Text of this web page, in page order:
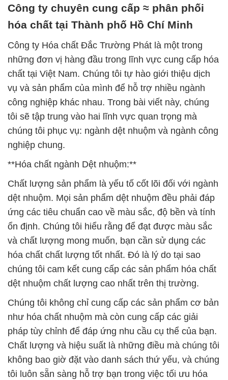
Công ty chuyên cung cấp ≈ phân phối
hóa chất tại Thành phố Hồ Chí Minh
Công ty Hóa chất Đắc Trường Phát là một trong
những đơn vị hàng đầu trong lĩnh vực cung cấp hóa
chất tại Việt Nam. Chúng tôi tự hào giới thiệu dịch
vụ và sản phẩm của mình để hỗ trợ nhiều ngành
công nghiệp khác nhau. Trong bài viết này, chúng
tôi sẽ tập trung vào hai lĩnh vực quan trọng mà
chúng tôi phục vụ: ngành dệt nhuộm và ngành công
nghiệp chung.
**Hóa chất ngành Dệt nhuộm:**
Chất lượng sản phẩm là yếu tố cốt lõi đối với ngành
dệt nhuộm. Mọi sản phẩm dệt nhuộm đều phải đáp
ứng các tiêu chuẩn cao về màu sắc, độ bền và tính
ổn định. Chúng tôi hiểu rằng để đạt được màu sắc
và chất lượng mong muốn, bạn cần sử dụng các
hóa chất chất lượng tốt nhất. Đó là lý do tại sao
chúng tôi cam kết cung cấp các sản phẩm hóa chất
dệt nhuộm chất lượng cao nhất trên thị trường.
Chúng tôi không chỉ cung cấp các sản phẩm cơ bản
như hóa chất nhuộm mà còn cung cấp các giải
pháp tùy chỉnh để đáp ứng nhu cầu cụ thể của bạn.
Chất lượng và hiệu suất là những điều mà chúng tôi
không bao giờ đặt vào danh sách thứ yếu, và chúng
tôi luôn sẵn sàng hỗ trợ bạn trong việc tối ưu hóa